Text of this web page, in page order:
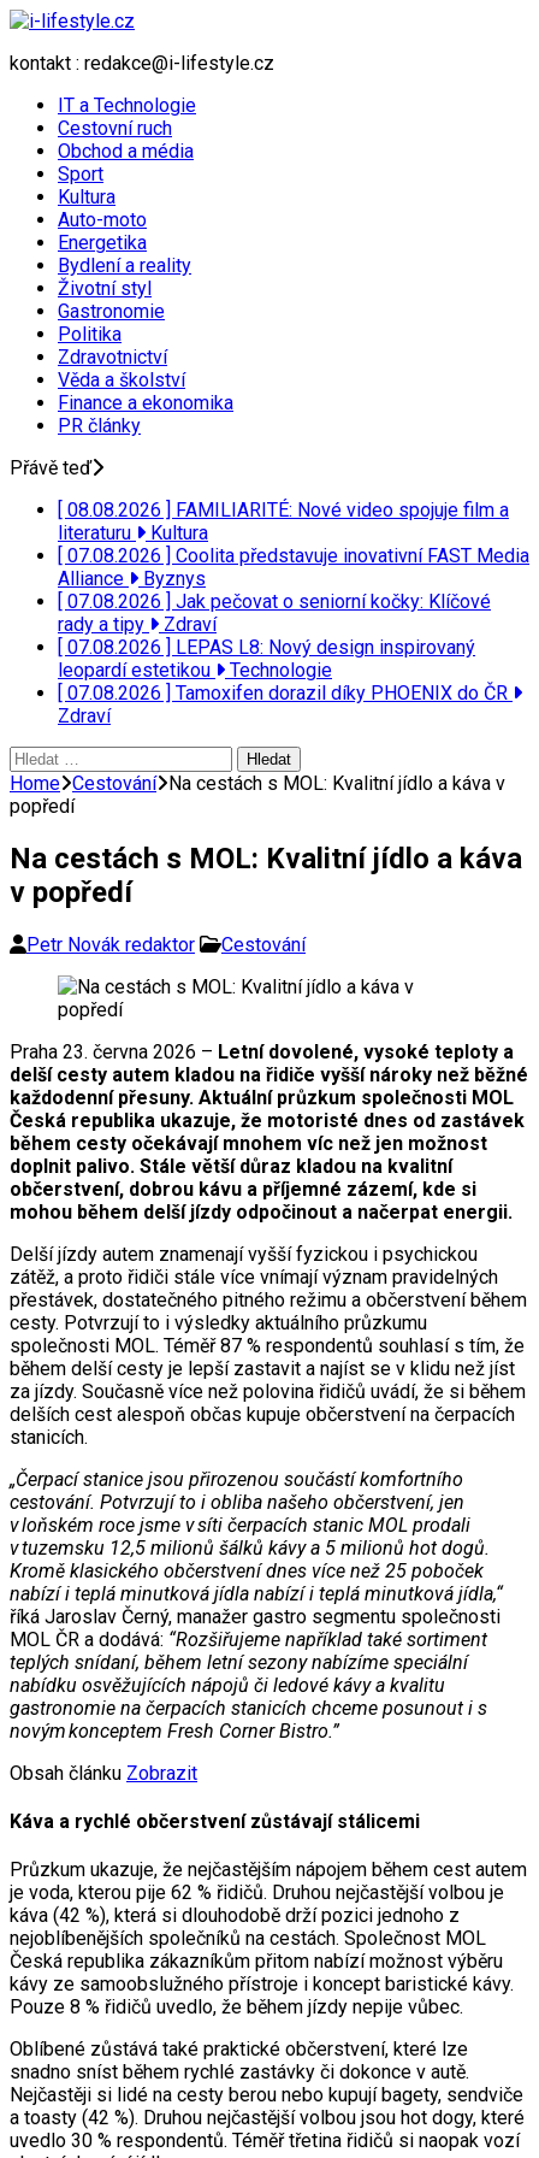
kontakt : redakce@i-lifestyle.cz
IT a Technologie
Cestovní ruch
Obchod a média
Sport
Kultura
Auto-moto
Energetika
Bydlení a reality
Životní styl
Gastronomie
Politika
Zdravotnictví
Věda a školství
Finance a ekonomika
PR články
Přávě teď
[ 08.08.2026 ] FAMILIARITÉ: Nové video spojuje film a
literaturu
Kultura
[ 07.08.2026 ] Coolita představuje inovativní FAST Media
Alliance
Byznys
[ 07.08.2026 ] Jak pečovat o seniorní kočky: Klíčové
rady a tipy
Zdraví
[ 07.08.2026 ] LEPAS L8: Nový design inspirovaný
leopardí estetikou
Technologie
[ 07.08.2026 ] Tamoxifen dorazil díky PHOENIX do ČR
Zdraví
Vyhledávání
Home Cestování Na cestách s MOL: Kvalitní jídlo a káva v
popředí
Na cestách s MOL: Kvalitní jídlo a káva
v popředí
Petr Novák redaktor Cestování
Praha 23. června 2026 – Letní dovolené, vysoké teploty a
delší cesty autem kladou na řidiče vyšší nároky než běžné
každodenní přesuny. Aktuální průzkum společnosti MOL
Česká republika ukazuje, že motoristé dnes od zastávek
během cesty očekávají mnohem víc než jen možnost
doplnit palivo. Stále větší důraz kladou na kvalitní
občerstvení, dobrou kávu a příjemné zázemí, kde si
mohou během delší jízdy odpočinout a načerpat energii.
Delší jízdy autem znamenají vyšší fyzickou i psychickou
zátěž, a proto řidiči stále více vnímají význam pravidelných
přestávek, dostatečného pitného režimu a občerstvení během
cesty. Potvrzují to i výsledky aktuálního průzkumu
společnosti MOL. Téměř 87 % respondentů souhlasí s tím, že
během delší cesty je lepší zastavit a najíst se v klidu než jíst
za jízdy. Současně více než polovina řidičů uvádí, že si během
delších cest alespoň občas kupuje občerstvení na čerpacích
stanicích.
„Čerpací stanice jsou přirozenou součástí komfortního
cestování. Potvrzují to i obliba našeho občerstvení, jen
v loňském roce jsme v síti čerpacích stanic MOL prodali
v tuzemsku 12,5 milionů šálků kávy a 5 milionů hot dogů.
Kromě klasického občerstvení dnes více než 25 poboček
nabízí i teplá minutková jídla nabízí i teplá minutková jídla,“
říká Jaroslav Černý, manažer gastro segmentu společnosti
MOL ČR a dodává: “Rozšiřujeme například také sortiment
teplých snídaní, během letní sezony nabízíme speciální
nabídku osvěžujících nápojů či ledové kávy a kvalitu
gastronomie na čerpacích stanicích chceme posunout i s
novým konceptem Fresh Corner Bistro.”
Obsah článku Zobrazit
Káva a rychlé občerstvení zůstávají stálicemi
Průzkum ukazuje, že nejčastějším nápojem během cest autem
je voda, kterou pije 62 % řidičů. Druhou nejčastější volbou je
káva (42 %), která si dlouhodobě drží pozici jednoho z
nejoblíbenějších společníků na cestách. Společnost MOL
Česká republika zákazníkům přitom nabízí možnost výběru
kávy ze samoobslužného přístroje i koncept baristické kávy.
Pouze 8 % řidičů uvedlo, že během jízdy nepije vůbec.
Oblíbené zůstává také praktické občerstvení, které lze
snadno sníst během rychlé zastávky či dokonce v autě.
Nejčastěji si lidé na cesty berou nebo kupují bagety, sendviče
a toasty (42 %). Druhou nejčastější volbou jsou hot dogy, které
uvedlo 30 % respondentů. Téměř třetina řidičů si naopak vozí